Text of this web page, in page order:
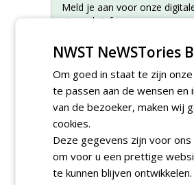
Meld je aan voor onze
nieuwsbrief.
NWST NeWSTories
Om goed in staat te zijn
te passen aan de wensen en
van de bezoeker, maken wij
cookies.
Deze gegevens zijn voor ons
om voor u een prettige
te kunnen blijven ontwikkelen.